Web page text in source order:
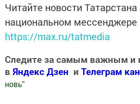
Читайте новости Татарстана
национальном
https://max.ru/tatmedia
Следите за самым важным и
в Яндекс Дзен и Телеграм
новь"